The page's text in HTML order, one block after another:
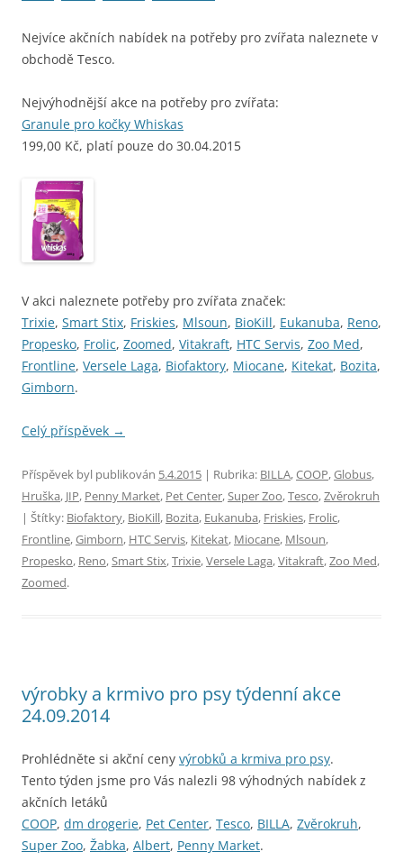
Nejvíce akčních nabídek na potřeby pro zvířata naleznete v
obchodě Tesco.
Nejvýhodnější akce na potřeby pro zvířata:
Granule pro kočky Whiskas
199,00 Kč, platí pouze do 30.04.2015
V akci naleznete potřeby pro zvířata značek:
Trixie, Smart Stix, Friskies, Mlsoun, BioKill, Eukanuba, Reno,
Propesko, Frolic, Zoomed, Vitakraft, HTC Servis, Zoo Med,
Frontline, Versele Laga, Biofaktory, Miocane, Kitekat, Bozita,
Gimborn.
Celý příspěvek →
Příspěvek byl publikován 5.4.2015 | Rubrika: BILLA,COOP,Globus,
Hruška, JIP, Penny Market, Pet Center,Super Zoo,Tesco,Zvěrokruh
| Štítky: Biofaktory, BioKill, Bozita, Eukanuba, Friskies, Frolic,
Frontline,Gimborn, HTC Servis, Kitekat, Miocane, Mlsoun,
Propesko, Reno,Smart Stix,Trixie,Versele Laga,Vitakraft,Zoo Med,
Zoomed.
výrobky a krmivo pro psy týdenní akce
24.09.2014
Prohlédněte si akční ceny výrobků a krmiva pro psy.
Tento týden jsme pro Vás nalezli 98 výhodných nabídek z
akčních letáků
COOP, dm drogerie, Pet Center, Tesco, BILLA, Zvěrokruh,
Super Zoo, Žabka, Albert, Penny Market.